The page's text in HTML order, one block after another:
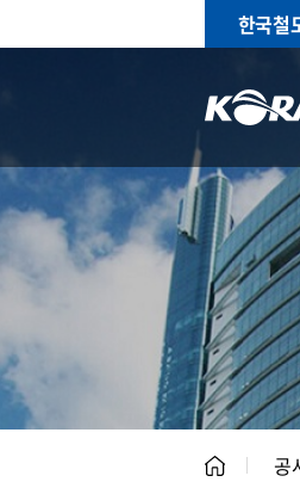
한국철
CEO
공